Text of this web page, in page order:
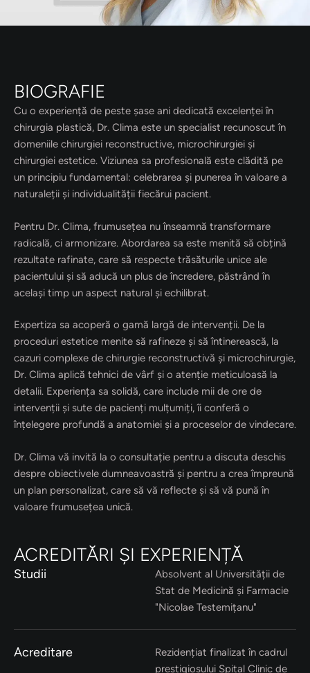
BIOGRAFIE
Cu o experiență de peste șase ani dedicată excelenței în
chirurgia plastică, Dr. Clima este un specialist recunoscut în
domeniile chirurgiei reconstructive, microchirurgiei și
chirurgiei estetice. Viziunea sa profesională este clădită pe
un principiu fundamental: celebrarea și punerea în valoare a
naturaleții și individualității fiecărui pacient.
Pentru Dr. Clima, frumusețea nu înseamnă transformare
radicală, ci armonizare. Abordarea sa este menită să obțină
rezultate rafinate, care să respecte trăsăturile unice ale
pacientului și să aducă un plus de încredere, păstrând în
același timp un aspect natural și echilibrat.
Expertiza sa acoperă o gamă largă de intervenții. De la
proceduri estetice menite să rafineze și să întinerească, la
cazuri complexe de chirurgie reconstructivă și microchirurgie,
Dr. Clima aplică tehnici de vârf și o atenție meticuloasă la
detalii. Experiența sa solidă, care include mii de ore de
intervenții și sute de pacienți mulțumiți, îi conferă o
înțelegere profundă a anatomiei și a proceselor de vindecare.
Dr. Clima vă invită la o consultație pentru a discuta deschis
despre obiectivele dumneavoastră și pentru a crea împreună
un plan personalizat, care să vă reflecte și să vă pună în
valoare frumusețea unică.
ACREDITĂRI ȘI EXPERIENȚĂ
Studii
Absolvent al Universității de
Stat de Medicină și Farmacie
"Nicolae Testemițanu"
Acreditare
Rezidențiat finalizat în cadrul
prestigiosului Spital Clinic de